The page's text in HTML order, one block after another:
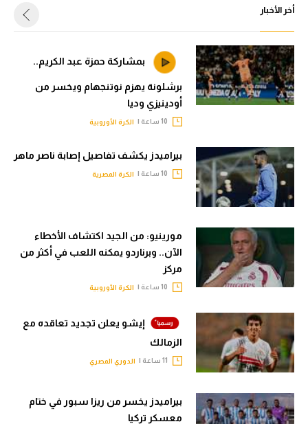
أخر الأخبار
بمشاركة حمزة عبد الكريم..
برشلونة يهزم نوتنجهام ويخسر من
أودينيزي وديا
الكرة الأوروبية
بيراميدز يكشف تفاصيل إصابة ناصر ماهر
الكرة المصرية
مورينيو: من الجيد اكتشاف الأخطاء
الآن.. وبرناردو يمكنه اللعب في أكثر من
مركز
الكرة الأوروبية
إيشو يعلن تجديد تعاقده مع
الزمالك
الدوري المصري
بيراميدز يخسر من ريزا سبور في ختام
معسكر تركيا